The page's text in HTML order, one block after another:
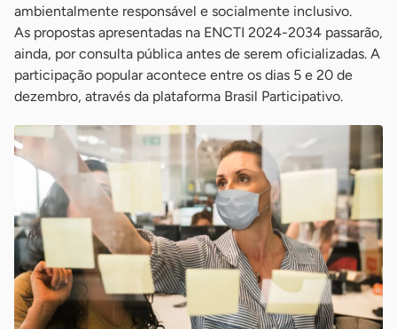
ambientalmente responsável e socialmente inclusivo.
As propostas apresentadas na ENCTI 2024-2034 passarão,
ainda, por consulta pública antes de serem oficializadas. A
participação popular acontece entre os dias 5 e 20 de
dezembro, através da plataforma Brasil Participativo.